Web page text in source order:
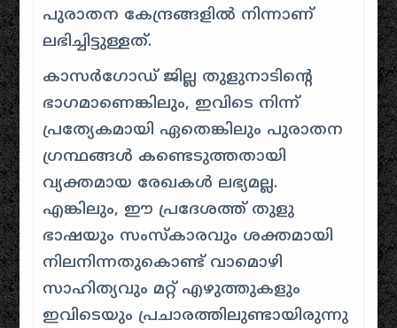
പുരാതന കേന്ദ്രങ്ങളിൽ നിന്നാണ്
ലഭിച്ചിട്ടുള്ളത്.
കാസർഗോഡ് ജില്ല തുളുനാടിന്റെ
ഭാഗമാണെങ്കിലും, ഇവിടെ നിന്ന്
പ്രത്യേകമായി ഏതെങ്കിലും പുരാതന
ഗ്രന്ഥങ്ങൾ കണ്ടെടുത്തതായി
വ്യക്തമായ രേഖകൾ ലഭ്യമല്ല.
എങ്കിലും, ഈ പ്രദേശത്ത് തുളു
ഭാഷയും സംസ്കാരവും ശക്തമായി
നിലനിന്നതുകൊണ്ട് വാമൊഴി
സാഹിത്യവും മറ്റ് എഴുത്തുകളും
ഇവിടെയും പ്രചാരത്തിലുണ്ടായിരുന്നു